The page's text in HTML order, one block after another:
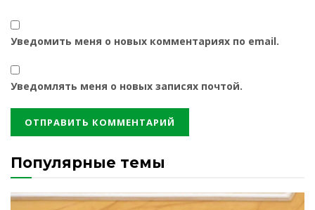
Уведомить меня о новых комментариях по email.
Уведомлять меня о новых записях почтой.
Популярные темы